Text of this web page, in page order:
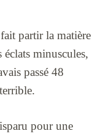
partir la matière
minuscules,
passé 48
pour une